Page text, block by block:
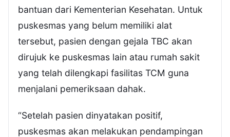
bantuan dari Kementerian Kesehatan. Untuk
puskesmas yang belum memiliki alat
tersebut, pasien dengan gejala TBC akan
dirujuk ke puskesmas lain atau rumah sakit
yang telah dilengkapi fasilitas TCM guna
menjalani pemeriksaan dahak.
“Setelah pasien dinyatakan positif,
puskesmas akan melakukan pendampingan